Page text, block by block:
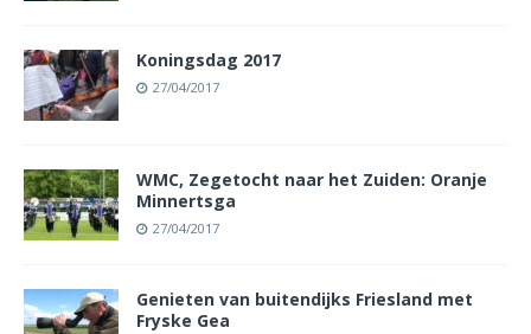
Koningsdag 2017
27/04/2017
WMC, Zegetocht naar het Zuiden: Oranje
Minnertsga
27/04/2017
Genieten van buitendijks Friesland met
Fryske Gea